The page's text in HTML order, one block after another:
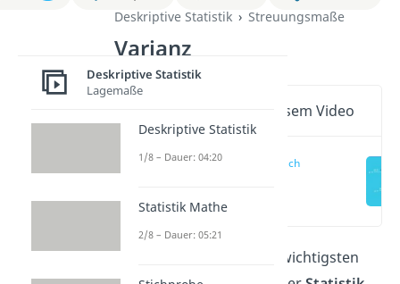
Deskriptive Statistik
Streuungsmaße
Varianz
Wichtige Inhalte in diesem Video
Varianz einfach
Die
ist einer der wichtigsten
Deskriptive Statistik
Lagemaße
Deskriptive Statistik
1/8 – Dauer: 04:20
Statistik Mathe
2/8 – Dauer: 05:21